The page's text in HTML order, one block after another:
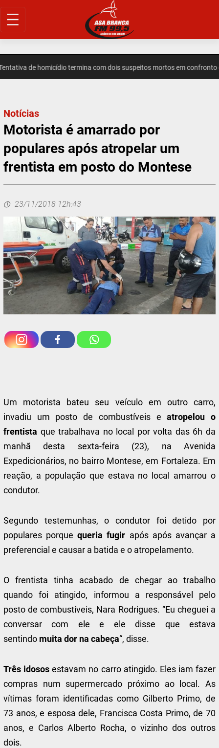
Pular
para
de homicídio termina com dois suspeitos mortos em confronto
Notícias
Motorista é amarrado por
populares após atropelar um
frentista em posto do Montese
23/11/2018 12h:43
Um motorista bateu seu veículo em outro carro,
invadiu um posto de combustíveis e atropelou o
frentista que trabalhava no local por volta das 6h da
manhã desta sexta-feira (23), na Avenida
Expedicionários, no bairro Montese, em Fortaleza. Em
reação, a população que estava no local amarrou o
condutor.
Segundo testemunhas, o condutor foi detido por
populares porque queria fugir após após avançar a
preferencial e causar a batida e o atropelamento.
O frentista tinha acabado de chegar ao trabalho
quando foi atingido, informou a responsável pelo
posto de combustíveis, Nara Rodrigues. “Eu cheguei a
conversar com ele e ele disse que estava
sentindo muita dor na cabeça“, disse.
Três idososestavam no carro atingido. Eles iam fazer
compras num supermercado próximo ao local. As
vítimas foram identificadas como Gilberto Primo, de
73 anos, e esposa dele, Francisca Costa Primo, de 70
anos, e Carlos Alberto Rocha, o vizinho dos outros
dois.